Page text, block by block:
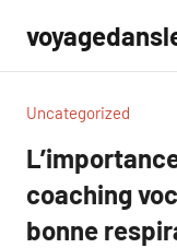
contenu
Uncategorized
coaching
bonne